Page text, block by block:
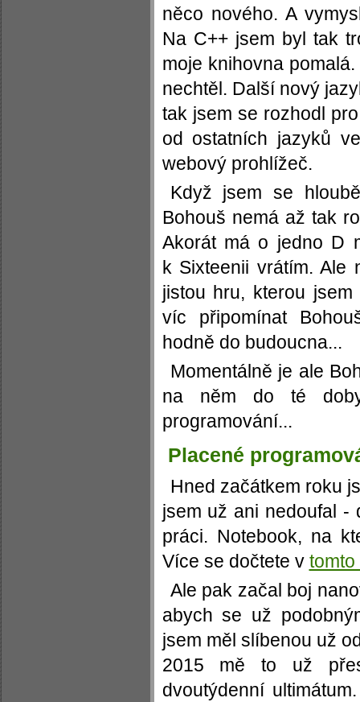
něco nového. A
Na C++ jsem byl tak
moje knihovna
nechtěl. Další nový
tak jsem se rozhodl
od ostatních jazyků
webový prohlížeč.
Když jsem se
Bohouš nemá až tak
Akorát má o jedno D
k Sixteenii vrátím. Ale
jistou hru, kterou
víc připomínat
hodně do budoucna...
Momentálně je ale
na něm do té
programování...
Placené
Hned začátkem roku
jsem už ani nedoufal -
práci. Notebook, na
Více se dočtete v
Ale pak začal boj
abych se už
jsem měl slíbenou už
2015 mě to už
dvoutýdenní